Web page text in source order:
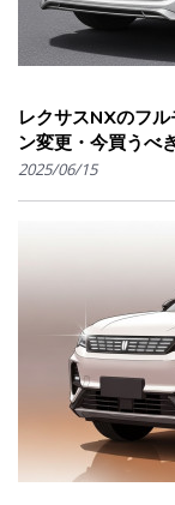
レクサスNXのフ
ン変更・今買うべ
2025/06/15